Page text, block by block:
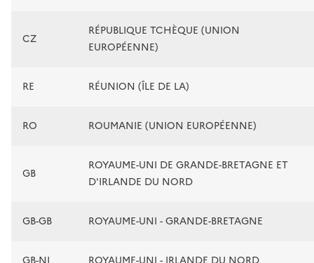
CZ
RÉPUBLIQUE TCHÈQUE (UNION
EUROPÉENNE)
RE RÉUNION (ÎLE DE LA)
RO ROUMANIE (UNION EUROPÉENNE)
GB
ROYAUME-UNI DE GRANDE-BRETAGNE ET
D'IRLANDE DU NORD
GB-GB ROYAUME-UNI - GRANDE-BRETAGNE